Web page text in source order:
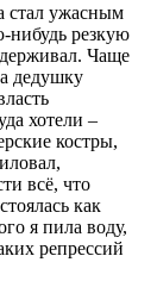
стал ужасным
нибудь резкую
Чаще
дедушку
хотели –
костры,
всё, что
как
я пила воду,
репрессий